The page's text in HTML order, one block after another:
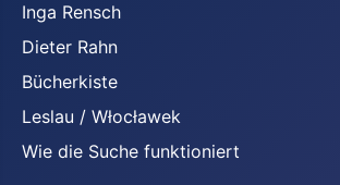
Inga Rensch
Dieter Rahn
Bücherkiste
Leslau / Włocławek
Wie die Suche funktioniert